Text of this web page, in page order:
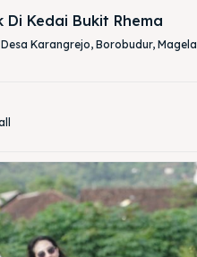
Di Kedai Bukit Rhema
Karangrejo, Borobudur,